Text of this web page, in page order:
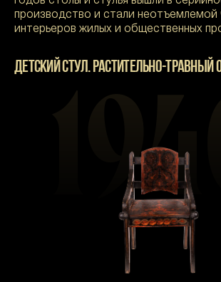
производство и стали неотъемлемой
интерьеров жилых и общественных
ДЕТСКИЙ СТУЛ. РАСТИТЕЛЬНО-ТРАВНЫЙ
1940